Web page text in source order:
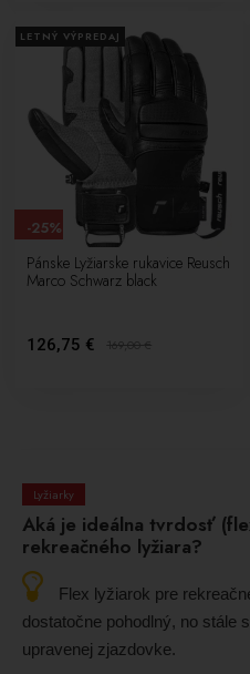
LETNÝ VÝPREDAJ
Pánske Lyžiarske rukavice Reusch
Marco Schwarz black
126,75 € 169,00€
-25%
Lyžiarky
Aká je ideálna tvrdosť
rekreačného lyžiara?
Flex lyžiarok pre
dostatočne pohodlný, no stále
upravenej zjazdovke.